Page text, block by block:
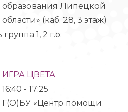
образования Липецкой
области» (каб. 28, 3 этаж)
1, 2 г.о.
ИГРА ЦВЕТА
16:40 - 17:25
Г(О)БУ «Центр помощи